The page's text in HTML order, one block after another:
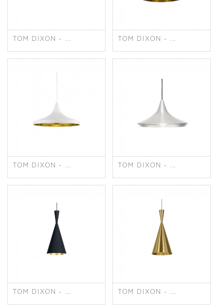
TOM DIXON - ... TOM DIXON - ...
TOM DIXON - ... TOM DIXON - ...
TOM DIXON - ... TOM DIXON - ...